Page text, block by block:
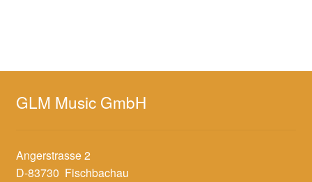
GLM Music GmbH
Angerstrasse 2
D-83730 Fischbachau